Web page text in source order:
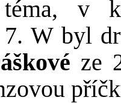
téma,
7. W byl
ze